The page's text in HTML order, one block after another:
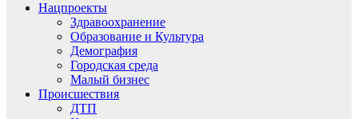
Нацпроекты
Здравоохранение
Образование и Культура
Демография
Городская среда
Малый бизнес
Происшествия
ДТП